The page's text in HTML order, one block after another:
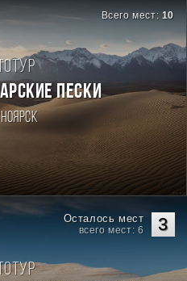
Всего мест: 10
ПЕСКИ
3
Осталось мест
всего мест: 6